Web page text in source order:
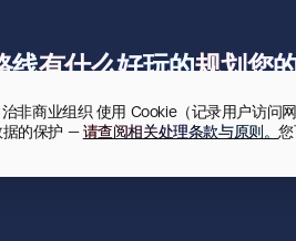
治非商业组织 使用 Cookie（记录用户访问
据的保护 — 请查阅相关处理条款与原则。您
线有什么好玩的规划您